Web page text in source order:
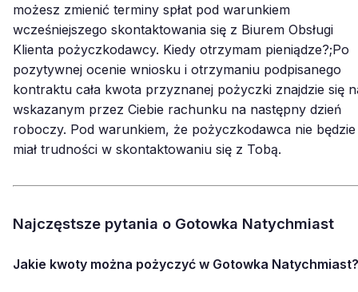
możesz zmienić terminy spłat pod warunkiem
wcześniejszego skontaktowania się z Biurem Obsługi
Klienta pożyczkodawcy. Kiedy otrzymam pieniądze?;Po
pozytywnej ocenie wniosku i otrzymaniu podpisanego
kontraktu cała kwota przyznanej pożyczki znajdzie się
wskazanym przez Ciebie rachunku na następny dzień
roboczy. Pod warunkiem, że pożyczkodawca nie będzie
miał trudności w skontaktowaniu się z Tobą.
Najczęstsze pytania o Gotowka Natychmiast
Jakie kwoty można pożyczyć w Gotowka Natychmiast?